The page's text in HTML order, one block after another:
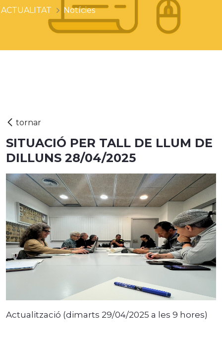
ACTUALITAT Notícies
SITUACIÓ PER TALL DE LLUM DE
DILLUNS 28/04/2025
Actualització (dimarts 29/04/2025 a les 9 hores)